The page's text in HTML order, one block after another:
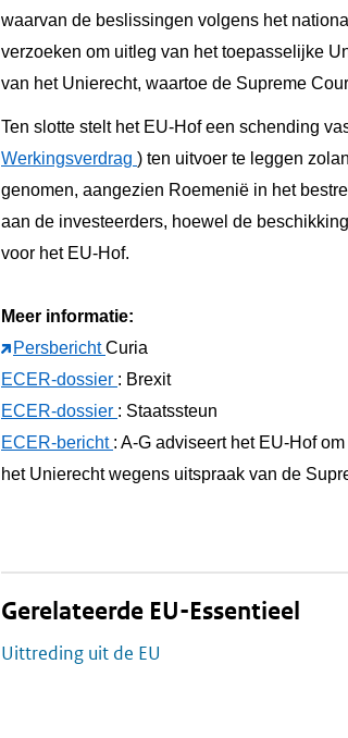
waarvan de beslissingen volgens het
verzoeken om uitleg van het toepasselijke
van het Unierecht, waartoe de Supreme
Ten slotte stelt het EU-Hof een schending
Werkingsverdrag ) ten uitvoer te leggen
genomen, aangezien Roemenië in het
aan de investeerders, hoewel de
voor het EU-Hof.
Meer informatie:
Persbericht Curia
ECER-dossier : Brexit
ECER-dossier : Staatssteun
ECER-bericht : A-G adviseert het EU-Hof
het Unierecht wegens uitspraak van de
Gerelateerde EU-Essentieel
Uittreding uit de EU